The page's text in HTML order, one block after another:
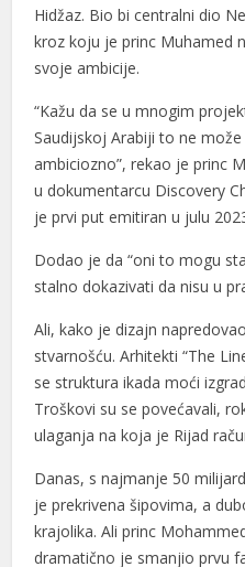
Hidžaz. Bio bi centralni dio
kroz koju je princ Muhamed
svoje ambicije.
“Kažu da se u mnogim
Saudijskoj Arabiji to ne
ambiciozno”, rekao je princ
u dokumentarcu Discovery
je prvi put emitiran u julu
Dodao je da “oni to mogu
stalno dokazivati ​​da nisu u
Ali, kako je dizajn
stvarnošću. Arhitekti “The
se struktura ikada moći
Troškovi su se povećavali,
ulaganja na koja je Rijad
Danas, s najmanje 50
je prekrivena šipovima, a
krajolika. Ali princ
dramatično je smanjio prvu